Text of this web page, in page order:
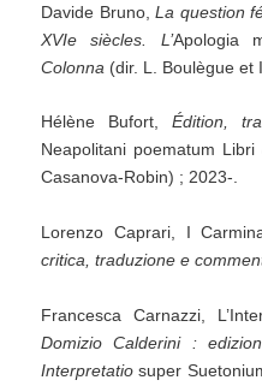
Davide Bruno, La question
XVIe siècles.
L’Apologia
Colonna (dir. L. Boulègue et
Hélène Bufort, Édition,
Neapolitani poematum Libri
Casanova-Robin) ; 2023-.
Lorenzo Caprari, I
critica, traduzione e
Francesca Carnazzi,
Domizio Calderini :
Interpretatio super